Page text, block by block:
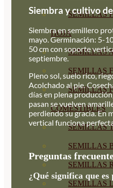
SEMILLAS
HOJA
SEMILLAS
SEMILLAS
SEMILLAS
COMESTIBLES
SEMILLAS
SEMILLAS
SEMILLAS
SEMILLAS
Siembra y cultivo
Siembra en semillero
mayo. Germinación: 5-
50 cm con soporte
septiembre.
Pleno sol, suelo rico,
Acolchado al pie.
días en plena
pasan se vuelven
perdiendo su gracia. En
vertical funciona
Preguntas
¿Qué significa que